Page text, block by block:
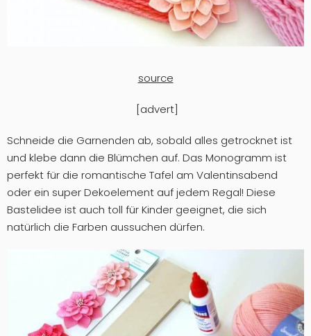
source
[advert]
Schneide die Garnenden ab, sobald alles getrocknet ist
und klebe dann die Blümchen auf. Das Monogramm ist
perfekt für die romantische Tafel am Valentinsabend
oder ein super Dekoelement auf jedem Regal! Diese
Bastelidee ist auch toll für Kinder geeignet, die sich
natürlich die Farben aussuchen dürfen.